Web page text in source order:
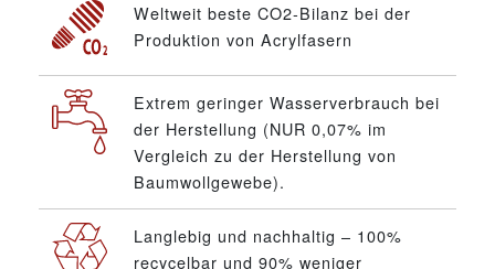
Weltweit beste CO2-Bilanz bei der
Produktion von Acrylfasern
Extrem geringer Wasserverbrauch bei
der Herstellung (NUR 0,07% im
Vergleich zu der Herstellung von
Baumwollgewebe).
Langlebig und nachhaltig – 100%
recycelbar und 90% weniger